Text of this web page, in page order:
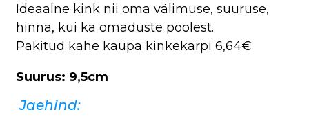
Ideaalne kink nii oma välimuse, suuruse,
hinna, kui ka omaduste poolest.
Pakitud kahe kaupa kinkekarpi 6,64€
Suurus: 9,5cm
Jaehind: